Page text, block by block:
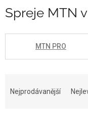
Spreje MTN
MTN PRO
Nejprodávanější